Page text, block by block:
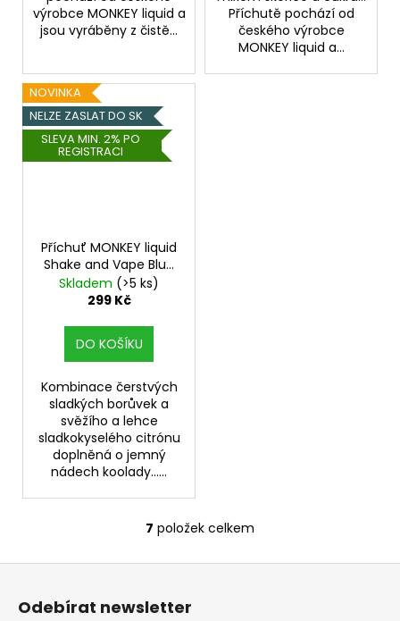
výrobce MONKEY liquid a
jsou vyráběny z čistě...
Příchutě pochází od
českého výrobce
MONKEY liquid a...
NOVINKA
NELZE ZASLAT DO SK
SLEVA MIN. 2% PO
REGISTRACI
Příchuť MONKEY liquid
Shake and Vape Blue
Lemon Ball 10ml
Skladem (>5 ks)
299 Kč
DO KOŠÍKU
Kombinace čerstvých
sladkých borůvek a
svěžího a lehce
sladkokyselého citrónu
doplněná o jemný
nádech koolady......
O
v
7 položek celkem
Z
Odebírat newsletter